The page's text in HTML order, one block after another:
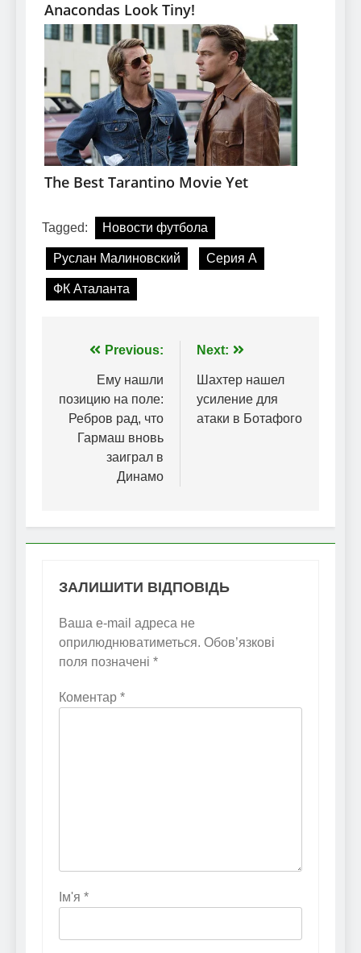
Tagged: Новости футбола
Руслан Малиновский Серия А
ФК Аталанта
Навігація
записів
Previous:
Ему нашли
позицию на поле:
Ребров рад, что
Гармаш вновь
заиграл в
Динамо
Next:
Шахтер нашел
усиление для
атаки в Ботафого
ЗАЛИШИТИ ВІДПОВІДЬ
Ваша e-mail адреса не
оприлюднюватиметься. Обов’язкові
поля позначені *
Коментар *
Ім'я *